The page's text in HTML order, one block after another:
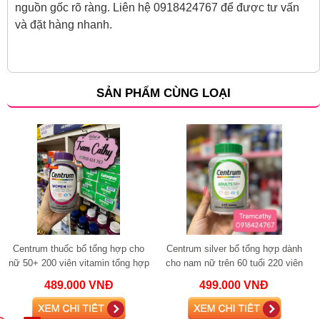
nguồn gốc rõ ràng. Liên hệ 0918424767 để được tư vấn
và đặt hàng nhanh.
SẢN PHẨM CÙNG LOẠI
Centrum thuốc bổ tổng hợp cho
nữ 50+ 200 viên vitamin tổng hợp
489.000 VNĐ
Centrum silver bổ tổng hợp dành
cho nam nữ trên 60 tuổi 220 viên
499.000 VNĐ